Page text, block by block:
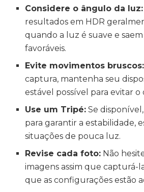
Considere o ângulo da luz:
resultados em HDR
quando a luz é suave e
favoráveis.
Evite movimentos bruscos:
captura, mantenha seu
estável possível para evitar o
Use um Tripé: Se
para garantir a estabilidade,
situações de pouca luz.
Revise cada foto: Não
imagens assim que capturá-
que as configurações estão